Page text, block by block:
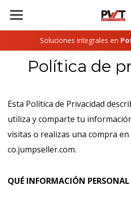
Soluciones integrales en
Política de
Esta Política de Privacidad
utiliza y comparte tu
visitas o realizas una compra
co.jumpseller.com.
QUÉ INFORMACIÓN